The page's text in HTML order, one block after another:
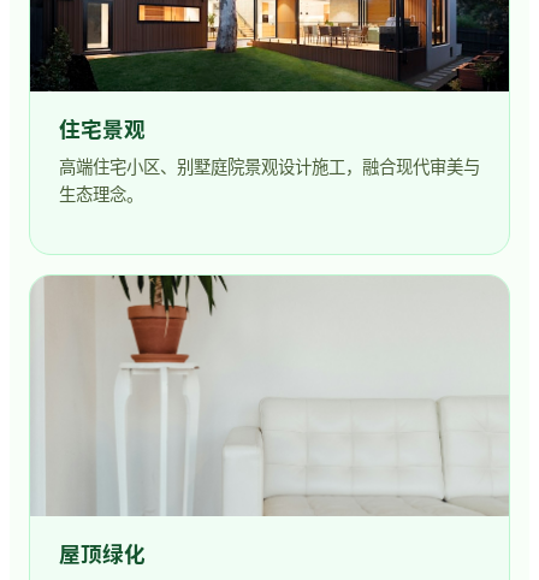
住宅景观
高端住宅小区、别墅庭院景观设计施工，融合现代审美与
生态理念。
屋顶绿化